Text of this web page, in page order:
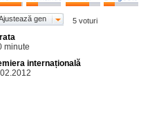
gen 5 voturi
minute
internațională